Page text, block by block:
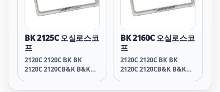
비앤케이 2125C 2125C 비
엔케이 비엔케이 2125C
2160C 2160C BK BK
2160C 2160C B&K B&K
2160C 2160C 비케이 비케
이 2160C 2160C 비앤케이
비앤케이 2160C 2160C 비
엔케이 비엔케이 2160C
BK 2125C 오실로스코
프
2120C 2120C BK BK
2120C 2120CB&K B&K
BK 2160C 오실로스코
프
2120C 2120C BK BK
2120C 2120CB&K B&K